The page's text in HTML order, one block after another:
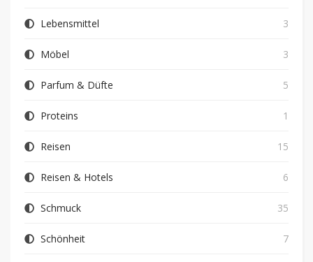
Lebensmittel 3
Möbel 3
Parfum & Düfte 5
Proteins 1
Reisen 15
Reisen & Hotels 6
Schmuck 35
Schönheit 7